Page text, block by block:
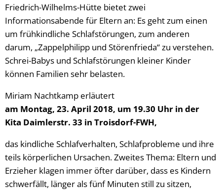
Friedrich-Wilhelms-Hütte bietet zwei
Informationsabende für Eltern an: Es geht zum einen
um frühkindliche Schlafstörungen, zum anderen
darum, „Zappelphilipp und Störenfrieda“ zu verstehen.
Schrei-Babys und Schlafstörungen kleiner Kinder
können Familien sehr belasten.
Miriam Nachtkamp erläutert
am Montag, 23. April 2018, um 19.30 Uhr in der
Kita Daimlerstr. 33 in Troisdorf-FWH,
das kindliche Schlafverhalten, Schlafprobleme und ihre
teils körperlichen Ursachen. Zweites Thema: Eltern und
Erzieher klagen immer öfter darüber, dass es Kindern
schwerfällt, länger als fünf Minuten still zu sitzen,